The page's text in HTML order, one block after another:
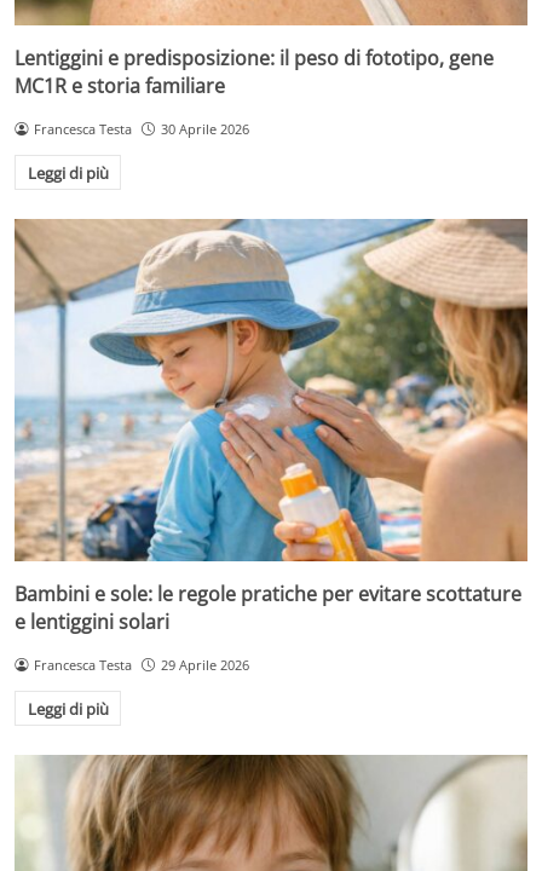
Lentiggini e predisposizione: il peso di fototipo, gene
MC1R e storia familiare
Francesca Testa 30 Aprile 2026
Leggi di più
Bambini e sole: le regole pratiche per evitare scottature
e lentiggini solari
Francesca Testa 29 Aprile 2026
Leggi di più